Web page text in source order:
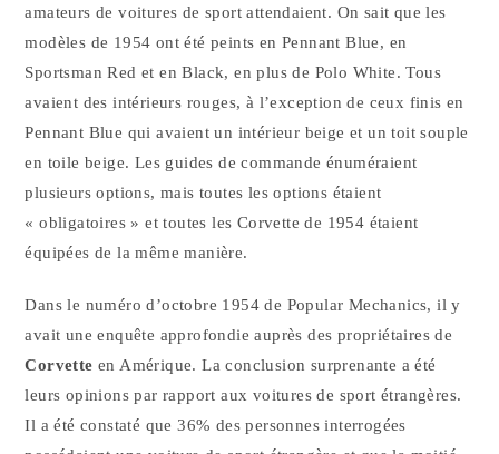
amateurs de voitures de sport attendaient. On sait que les
modèles de 1954 ont été peints en Pennant Blue, en
Sportsman Red et en Black, en plus de Polo White. Tous
avaient des intérieurs rouges, à l’exception de ceux finis en
Pennant Blue qui avaient un intérieur beige et un toit souple
en toile beige. Les guides de commande énuméraient
plusieurs options, mais toutes les options étaient
« obligatoires » et toutes les Corvette de 1954 étaient
équipées de la même manière.
Dans le numéro d’octobre 1954 de Popular Mechanics, il y
avait une enquête approfondie auprès des propriétaires de
Corvette en Amérique. La conclusion surprenante a été
leurs opinions par rapport aux voitures de sport étrangères.
Il a été constaté que 36% des personnes interrogées